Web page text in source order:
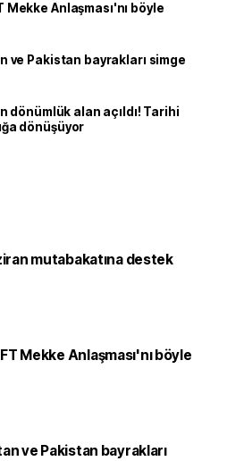
Mekke Anlaşması'nı böyle
ve Pakistan bayrakları simge
dönümlük alan açıldı! Tarihi
dönüşüyor
mutabakatına destek
Mekke Anlaşması'nı böyle
ve Pakistan bayrakları